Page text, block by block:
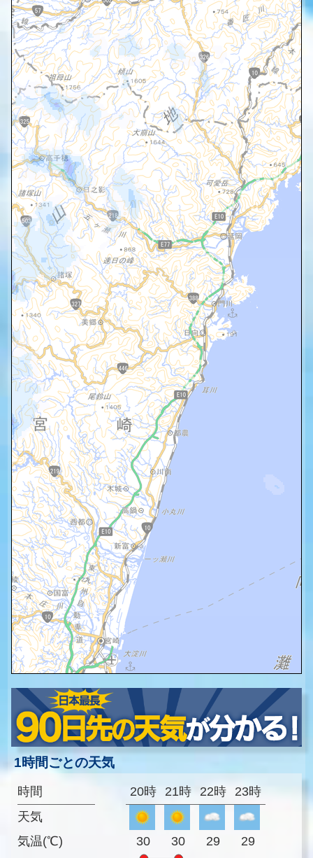
1時間ごとの天気
時間
天気
気温(℃)
20時 21時 22時 23時
30 30 29 29